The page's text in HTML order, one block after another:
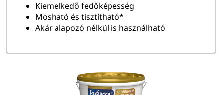
Kiemelkedő fedőképesség
Mosható és tisztítható*
Akár alapozó nélkül is használható